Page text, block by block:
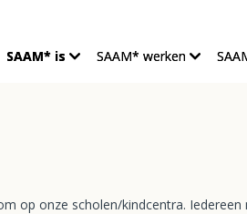
SAAM* is SAAM* werken
op onze scholen/kindcentra.